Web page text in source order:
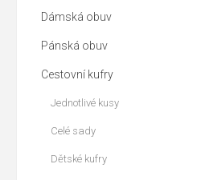
Dámská obuv
Pánská obuv
Cestovní kufry
Jednotlivé kusy
Celé sady
Dětské kufry